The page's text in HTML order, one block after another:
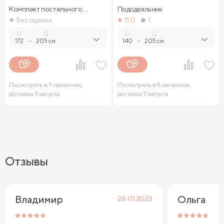
Комплект постельного
бельяБез оценок
172 -
Д.
205 см.
Посмотреть в 9 магазинах,
доставка 11 августа
Пододеяльник
5.0
1
140 -
Д.
205 см.
Посмотреть в 8 магазинах,
доставка 11 августа
Отзывы
Владимир 26.10.2023 Ольга